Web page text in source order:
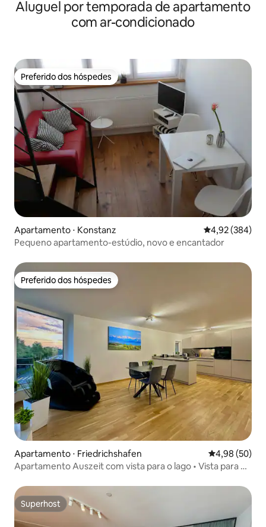
Aluguel por temporada de apartamento
com ar-condicionado
Preferido dos hóspedes
Preferido dos hóspedes
Apartamento ⋅ Konstanz 4,92 de uma
4,92 (384)
Pequeno apartamento-estúdio, novo e encantador
Preferido dos hóspedes
Preferido dos hóspedes
Apartamento ⋅ Friedrichshafen 4,98 de uma
4,98 (50)
Apartamento Auszeit com vista para o lago • Vista para o
Superhost
Superhost